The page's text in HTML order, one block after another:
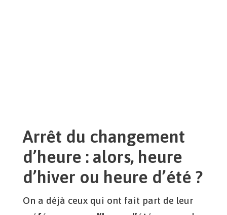
Arrêt du changement
d’heure : alors, heure
d’hiver ou heure d’été ?
On a déjà ceux qui ont fait part de leur